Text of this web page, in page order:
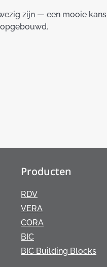
zijn — een mooie kans
Producten
RDV
VERA
CORA
BIC
BIC Building Blocks